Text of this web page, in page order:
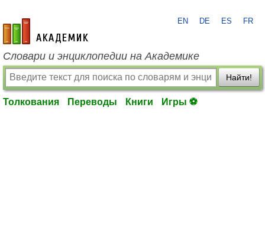
academic.ru
EN DE ES FR
Словари и энциклопедии на Академике
Найти!
Толкования Переводы Книги Игры ⚽